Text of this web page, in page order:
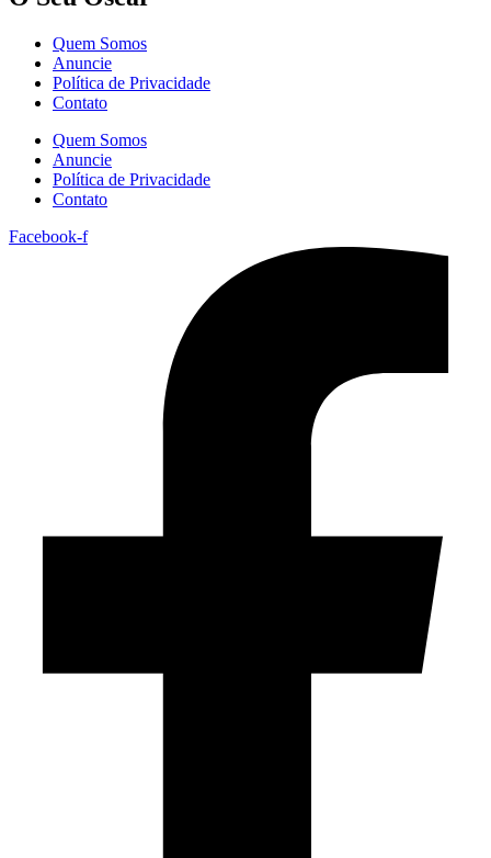
Quem Somos
Anuncie
Política de Privacidade
Contato
Quem Somos
Anuncie
Política de Privacidade
Contato
Facebook-f